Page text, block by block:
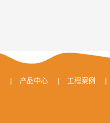
| 产品中心 | 工程案例 |